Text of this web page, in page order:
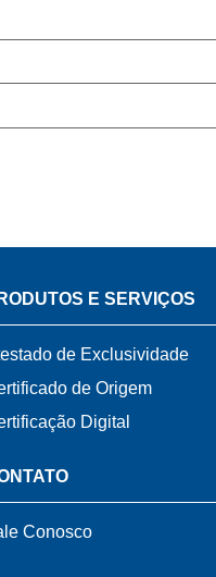
E SERVIÇOS
de Exclusividade
de Origem
Digital
Conosco